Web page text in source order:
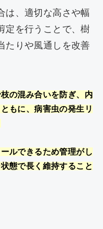
は、適切な高さや幅
定を行うことで、樹
たりや風通しを改善
の混み合いを防ぎ、内
もに、病害虫の発生リ
ルできるため管理がし
態で長く維持すること